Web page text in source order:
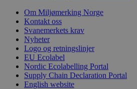
Om Miljømerking Norge
Kontakt oss
Svanemerkets krav
Nyheter
Logo og retningslinjer
EU Ecolabel
Nordic Ecolabelling Portal
Supply Chain Declaration Portal
English website